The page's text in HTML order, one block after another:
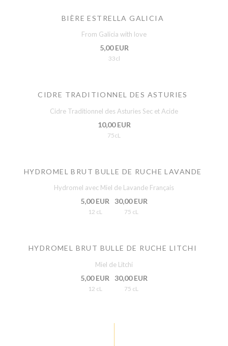
BIÈRE ESTRELLA GALICIA
From Galicia with love
5,00 EUR
33cl
CIDRE TRADITIONNEL DES ASTURIES
Cidre Traditionnel des Asturies Sec et Acide
10,00 EUR
75cL
HYDROMEL BRUT BULLE DE RUCHE LAVANDE
Hydromel avec Miel de Lavande Français
5,00 EUR
12 cL
30,00 EUR
75 cL
HYDROMEL BRUT BULLE DE RUCHE LITCHI
Miel de Litchi
5,00 EUR
12 cL
30,00 EUR
75 cL